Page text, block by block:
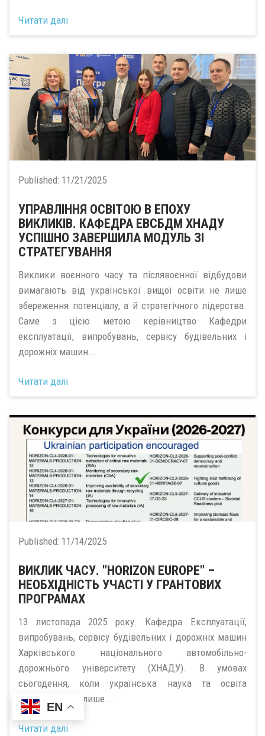
Читати далі
Published: 11/21/2025
УПРАВЛІННЯ ОСВІТОЮ В ЕПОХУ
ВИКЛИКІВ. КАФЕДРА ЕВСБДМ ХНАДУ
УСПІШНО ЗАВЕРШИЛА МОДУЛЬ ЗІ
СТРАТЕГУВАННЯ
Виклики воєнного часу та післявоєнної відбудови
вимагають від української вищої освіти не лише
збереження потенціалу, а й стратегічного лідерства.
Саме з цією метою керівництво Кафедри
експлуатації, випробувань, сервісу будівельних і
дорожніх машин...
Читати далі
Published: 11/14/2025
ВИКЛИК ЧАСУ. "HORIZON EUROPE" –
НЕОБХІДНІСТЬ УЧАСТІ У ГРАНТОВИХ
ПРОГРАМАХ
13 листопада 2025 року. Кафедра Експлуатації,
випробувань, сервісу будівельних і дорожніх машин
Харківського національного автомобільно-
дорожнього університету (ХНАДУ). В умовах
сьогодення, коли українська наука та освіта
потребують не лише...
Читати далі
EN